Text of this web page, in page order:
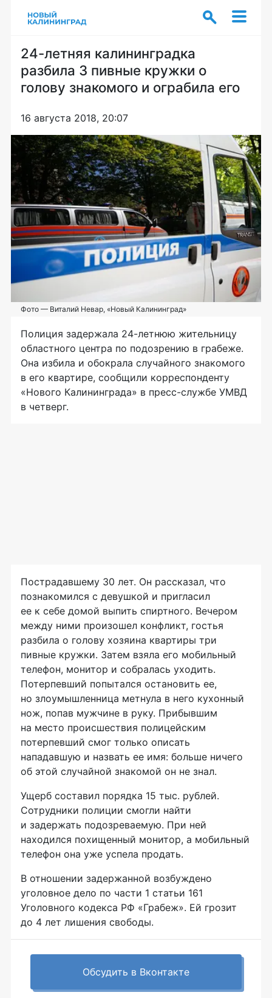
24-летняя калининградка
разбила 3 пивные кружки о
голову знакомого и ограбила его
16 августа 2018, 20:07
Фото — Виталий Невар, «Новый Калининград»
Полиция задержала 24-летнюю жительницу
областного центра по подозрению в грабеже.
Она избила и обокрала случайного знакомого
в его квартире, сообщили корреспонденту
«Нового Калининграда» в пресс-службе УМВД
в четверг.
Пострадавшему 30 лет. Он рассказал, что
познакомился с девушкой и пригласил
ее к себе домой выпить спиртного. Вечером
между ними произошел конфликт, гостья
разбила о голову хозяина квартиры три
пивные кружки. Затем взяла его мобильный
телефон, монитор и собралась уходить.
Потерпевший попытался остановить ее,
но злоумышленница метнула в него кухонный
нож, попав мужчине в руку. Прибывшим
на место происшествия полицейским
потерпевший смог только описать
нападавшую и назвать ее имя: больше ничего
об этой случайной знакомой он не знал.
Ущерб составил порядка 15 тыс. рублей.
Сотрудники полиции смогли найти
и задержать подозреваемую. При ней
находился похищенный монитор, а мобильный
телефон она уже успела продать.
В отношении задержанной возбуждено
уголовное дело по части 1 статьи 161
Уголовного кодекса РФ «Грабеж». Ей грозит
до 4 лет лишения свободы.
Обсудить в Вконтакте